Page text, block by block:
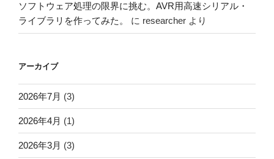
ソフトウェア処理の限界に挑む。AVR用高速シリアル・
ライブラリを作ってみた。
に researcher より
アーカイブ
2026年7月 (3)
2026年4月 (1)
2026年3月 (3)